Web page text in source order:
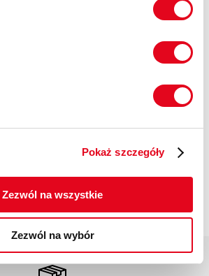
Pokaż szczegóły
Zezwól na wszystkie
Zezwól na wybór
polarowej
37,00 zł